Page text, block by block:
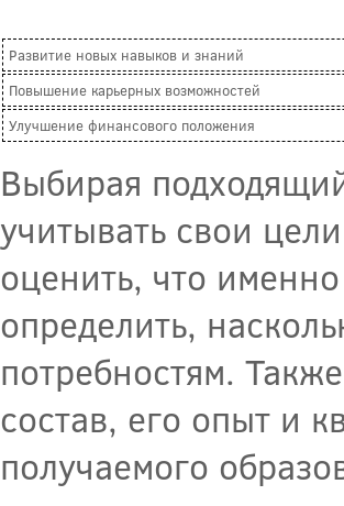
Развитие новых навыков и знаний
Повышение карьерных возможностей
Улучшение финансового положения
Выбирая
учитывать свои
оценить, что
определить,
потребностям.
состав, его опыт и
получаемого